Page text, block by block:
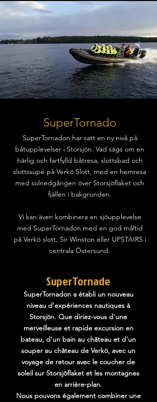
SuperTornado
SuperTornadon har satt en ny nivå på
båtupplevelser i Storsjön. Vad sägs om en
härlig och fartfylld båtresa, slottsbad och
slottssupé på Verkö Slott, med en hemresa
med solnedgången över Storsjöflaket och
fjällen i bakgrunden.
Vi kan även kombinera en sjöupplevelse
med SuperTornadon med en god måltid
på Verkö slott, Sir Winston eller UPSTAIRS i
centrala Östersund.
SuperTornade
SuperTornadon a établi un nouveau
niveau d'expériences nautiques à
Storsjön. Que diriez-vous d'une
merveilleuse et rapide excursion en
bateau, d'un bain au château et d'un
souper au château de Verkö, avec un
voyage de retour avec le coucher de
soleil sur Storsjöflaket et les montagnes
en arrière-plan.
Nous pouvons également combiner une